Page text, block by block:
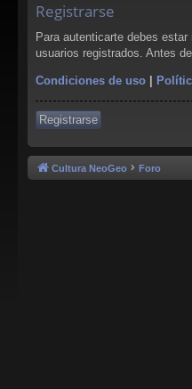
Registrarse
Para autenticarte debes
usuarios registrados. Antes
Condiciones de uso |
Registrarse
Cultura NeoGeo Foro